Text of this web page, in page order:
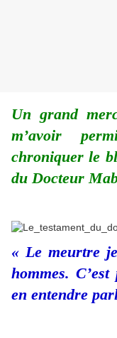
Un grand
m’avoir
chroniquer le
du Docteur
« Le meurtre
hommes.
en entendre